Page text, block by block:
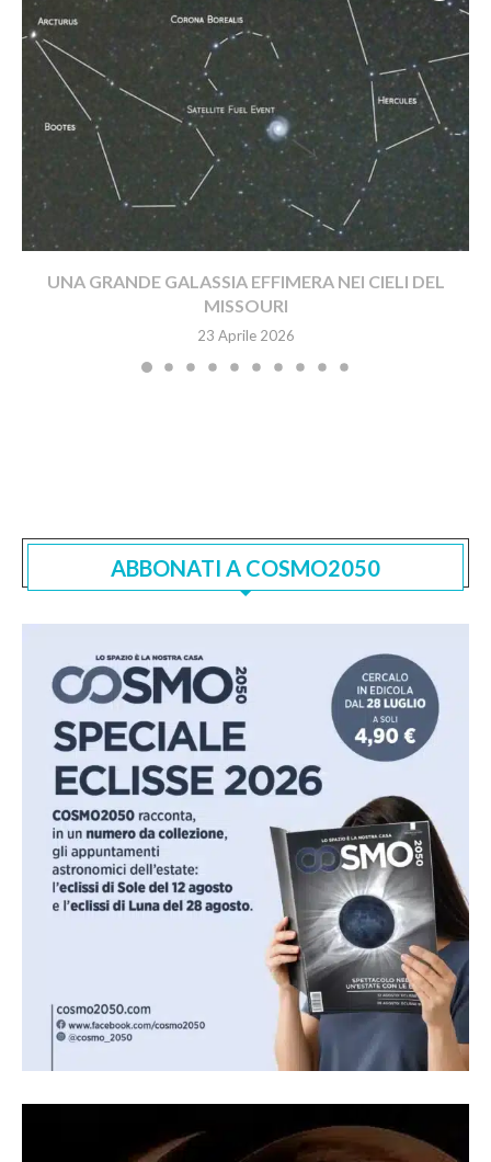
UNA GRANDE GALASSIA EFFIMERA NEI CIELI DEL
MISSOURI
23 Aprile 2026
ABBONATI A COSMO2050